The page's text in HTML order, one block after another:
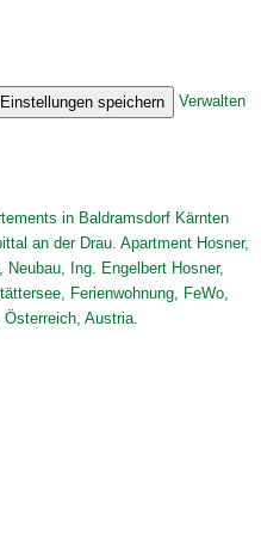
Einstellungen speichern Verwalten